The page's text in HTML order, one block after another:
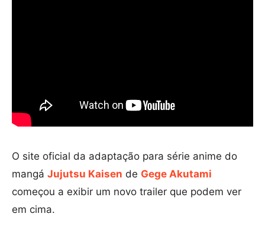
O site oficial da adaptação para série anime do
mangá Jujutsu Kaisen de Gege Akutami
começou a exibir um novo trailer que podem ver
em cima.